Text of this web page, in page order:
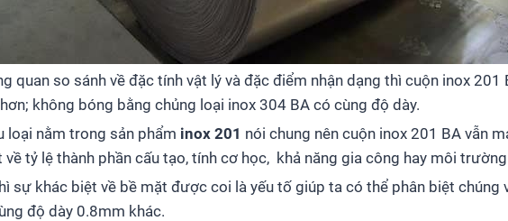
quan so sánh về đặc tính vật lý và đặc điểm nhận dạng thì cuộn inox 201
không bóng bằng chủng loại inox 304 BA có cùng độ dày.
loại nằm trong sản phẩm inox 201 nói chung nên cuộn inox 201 BA vẫn
về tỷ lệ thành phần cấu tạo, tính cơ học, khả năng gia công hay môi
sự khác biệt về bề mặt được coi là yếu tố giúp ta có thể phân biệt chúng
độ dày 0.8mm khác.